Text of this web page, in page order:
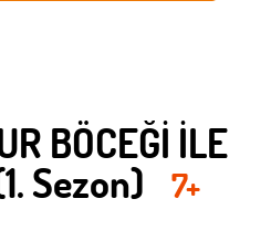
BÖCEĞİ İLE
Sezon) 7+